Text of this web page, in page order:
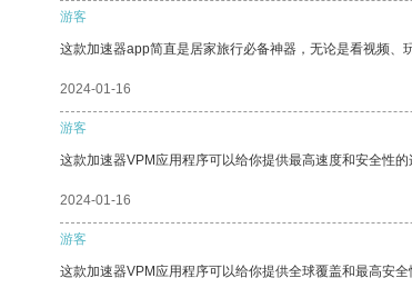
游客
这款加速器app简直是居家旅行必备神器，无论是看视频、
2024-01-16
游客
这款加速器VPM应用程序可以给你提供最高速度和安全性的
2024-01-16
游客
这款加速器VPM应用程序可以给你提供全球覆盖和最高安全